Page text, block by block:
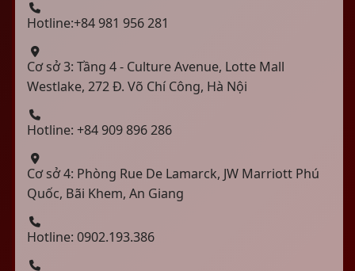
Hotline:+84 981 956 281
Cơ sở 3: Tầng 4 - Culture Avenue, Lotte Mall
Westlake, 272 Đ. Võ Chí Công, Hà Nội
Hotline: +84 909 896 286
Cơ sở 4: Phòng Rue De Lamarck, JW Marriott Phú
Quốc, Bãi Khem, An Giang
Hotline: 0902.193.386